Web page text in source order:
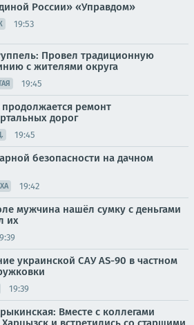
России» «Управдом»
19:53
Провел традиционную
с жителями округа
19:45
ремонт
дорог
19:45
безопасности на дачном
19:42
мужчина нашёл сумку с деньгами
их
украинской САУ AS-90 в частном
19:39
Вместе с коллегами